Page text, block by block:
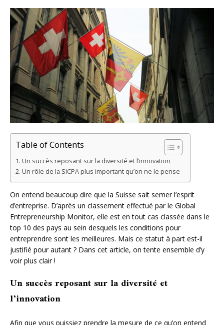
Table of Contents
Un succès reposant sur la diversité et l’innovation
Un rôle de la SICPA plus important qu’on ne le pense
On entend beaucoup dire que la Suisse sait semer l’esprit
d’entreprise. D’après un classement effectué par le Global
Entrepreneurship Monitor, elle est en tout cas classée dans le
top 10 des pays au sein desquels les conditions pour
entreprendre sont les meilleures. Mais ce statut à part est-il
justifié pour autant ? Dans cet article, on tente ensemble d’y
voir plus clair !
Un succès reposant sur la diversité et
l’innovation
Afin que vous puissiez prendre la mesure de ce qu’on entend